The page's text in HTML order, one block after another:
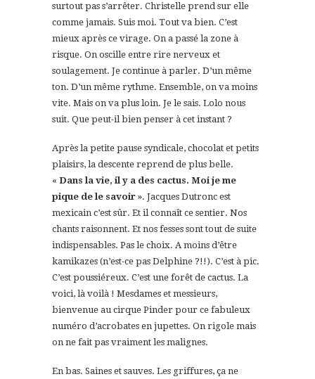
surtout pas s’arrêter. Christelle prend sur elle
comme jamais. Suis moi. Tout va bien. C’est
mieux après ce virage. On a passé la zone à
risque. On oscille entre rire nerveux et
soulagement. Je continue à parler. D’un même
ton. D’un même rythme. Ensemble, on va moins
vite. Mais on va plus loin. Je le sais. Lolo nous
suit. Que peut-il bien penser à cet instant ?
Après la petite pause syndicale, chocolat et petits
plaisirs, la descente reprend de plus belle.
« Dans la vie, il y a des cactus. Moi je me
pique de le savoir ». Jacques Dutronc est
mexicain c’est sûr. Et il connaît ce sentier. Nos
chants raisonnent. Et nos fesses sont tout de suite
indispensables. Pas le choix. A moins d’être
kamikazes (n’est-ce pas Delphine ?!!). C’est à pic.
C’est poussiéreux. C’est une forêt de cactus. La
voici, là voilà ! Mesdames et messieurs,
bienvenue au cirque Pinder pour ce fabuleux
numéro d’acrobates en jupettes. On rigole mais
on ne fait pas vraiment les malignes.
En bas. Saines et sauves. Les griffures, ça ne